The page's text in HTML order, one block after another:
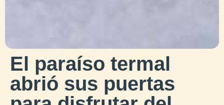
El paraíso termal
abrió sus puertas